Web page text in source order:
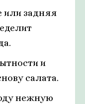
или задняя
и
салата.
нежную